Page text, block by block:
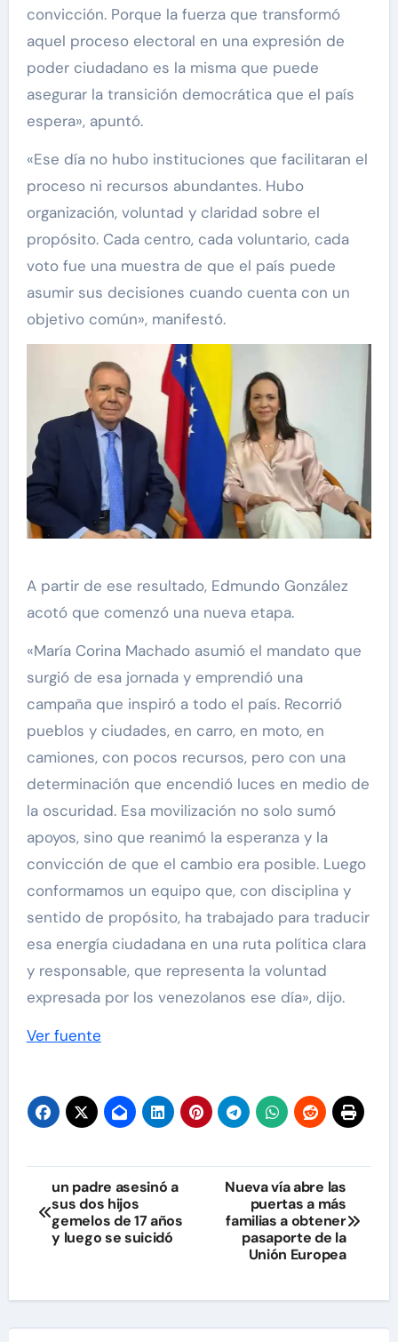
convicción. Porque la fuerza que transformó
aquel proceso electoral en una expresión de
poder ciudadano es la misma que puede
asegurar la transición democrática que el país
espera», apuntó.
«Ese día no hubo instituciones que facilitaran el
proceso ni recursos abundantes. Hubo
organización, voluntad y claridad sobre el
propósito. Cada centro, cada voluntario, cada
voto fue una muestra de que el país puede
asumir sus decisiones cuando cuenta con un
objetivo común», manifestó.
A partir de ese resultado, Edmundo González
acotó que comenzó una nueva etapa.
«María Corina Machado asumió el mandato que
surgió de esa jornada y emprendió una
campaña que inspiró a todo el país. Recorrió
pueblos y ciudades, en carro, en moto, en
camiones, con pocos recursos, pero con una
determinación que encendió luces en medio de
la oscuridad. Esa movilización no solo sumó
apoyos, sino que reanimó la esperanza y la
convicción de que el cambio era posible. Luego
conformamos un equipo que, con disciplina y
sentido de propósito, ha trabajado para traducir
esa energía ciudadana en una ruta política clara
y responsable, que representa la voluntad
expresada por los venezolanos ese día», dijo.
Ver fuente
Navegación
de
entradas
un padre asesinó a
sus dos hijos
gemelos de 17 años
y luego se suicidó
Nueva vía abre las
puertas a más
familias a obtener
pasaporte de la
Unión Europea